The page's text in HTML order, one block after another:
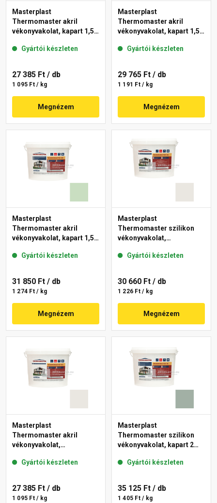
Masterplast
Thermomaster akril
vékonyvakolat, kapart 1,5
Gyártói készleten
27 385 Ft / db
1 095 Ft / kg
Megnézem
Masterplast
Thermomaster akril
vékonyvakolat, kapart 1,5
Gyártói készleten
29 765 Ft / db
1 191 Ft / kg
Megnézem
Masterplast
Thermomaster akril
vékonyvakolat, kapart 1,5
Gyártói készleten
31 850 Ft / db
1 274 Ft / kg
Megnézem
Masterplast
Thermomaster szilikon
vékonyvakolat,
45-F 25 kg
Gyártói készleten
30 660 Ft / db
1 226 Ft / kg
Megnézem
Masterplast
Thermomaster akril
vékonyvakolat,
45-F 25 kg
Gyártói készleten
27 385 Ft / db
1 095 Ft / kg
Masterplast
Thermomaster szilikon
vékonyvakolat, kapart 2
Gyártói készleten
35 125 Ft / db
1 405 Ft / kg